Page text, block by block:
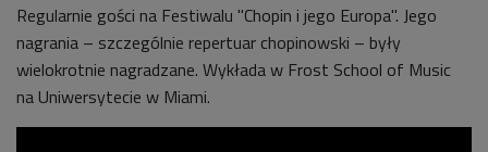
Regularnie gości na Festiwalu "Chopin i jego Europa". Jego
nagrania – szczególnie repertuar chopinowski – były
wielokrotnie nagradzane. Wykłada w Frost School of Music
na Uniwersytecie w Miami.